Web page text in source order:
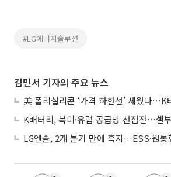
#LG에너지솔루션
김민서 기자의 주요 뉴스